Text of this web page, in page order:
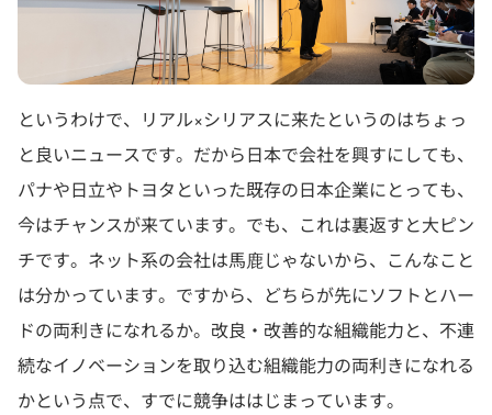
というわけで、リアル×シリアスに来たというのはちょっ
と良いニュースです。だから日本で会社を興すにしても、
パナや日立やトヨタといった既存の日本企業にとっても、
今はチャンスが来ています。でも、これは裏返すと大ピン
チです。ネット系の会社は馬鹿じゃないから、こんなこと
は分かっています。ですから、どちらが先にソフトとハー
ドの両利きになれるか。改良・改善的な組織能力と、不連
続なイノベーションを取り込む組織能力の両利きになれる
かという点で、すでに競争ははじまっています。